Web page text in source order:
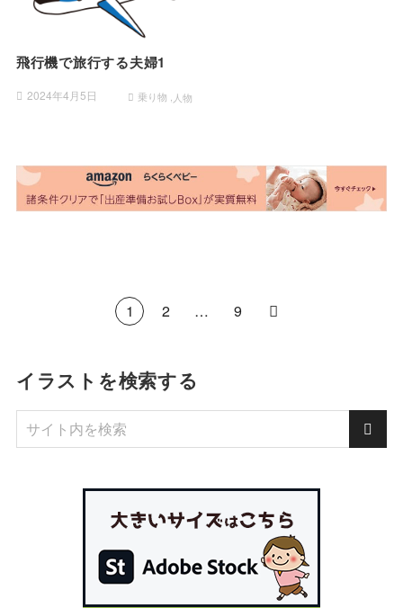
飛行機で旅行する夫婦1
2024年4月5日 乗り物 人物
1 2 … 9
イラストを検索する